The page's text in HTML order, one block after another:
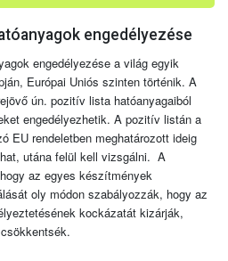
engedélyezése
engedélyezése a világ egyik
Európai Uniós szinten történik. A
ún. pozitív lista hatóanyagaiból
engedélyezhetik. A pozitív listán a
EU rendeletben meghatározott ideig
utána felül kell vizsgálni. A
az egyes készítmények
oly módon szabályozzák, hogy az
kockázatát kizárják,